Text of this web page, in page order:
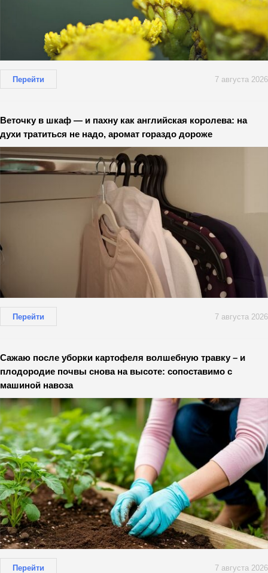
Перейти 7 августа 2026
Веточку в шкаф — и пахну как английская королева: на
духи тратиться не надо, аромат гораздо дороже
Перейти 7 августа 2026
Сажаю после уборки картофеля волшебную травку – и
плодородие почвы снова на высоте: сопоставимо с
машиной навоза
Перейти 7 августа 2026